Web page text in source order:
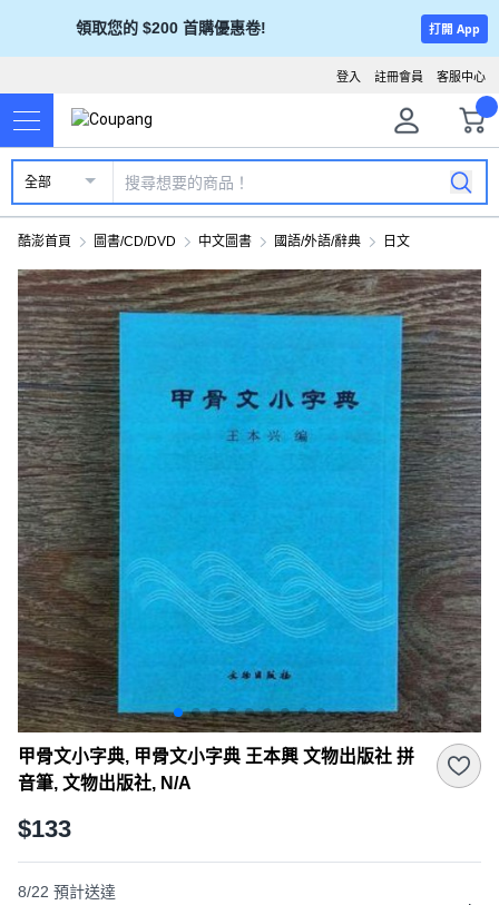
領取您的 $200 首購優惠卷! 打開 App
客服中心
註冊會員
登入
全部
酷澎首頁 圖書/CD/DVD 中文圖書 國語/外語/辭典 日文
甲骨文小字典, 甲骨文小字典 王本興 文物出版社 拼
音筆, 文物出版社, N/A
$133
8/22 預計送達